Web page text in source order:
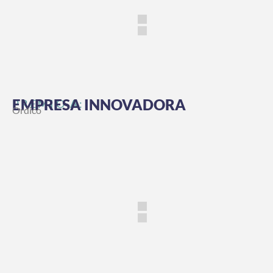
PREMIO A:
EMPRESA INNOVADORA
Ordico